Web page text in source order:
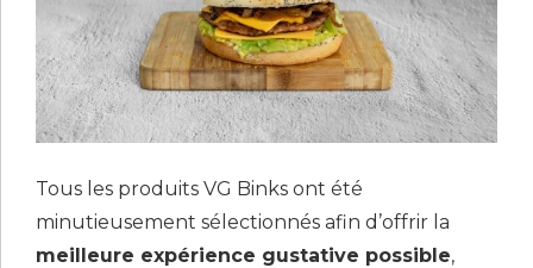
Tous les produits VG Binks ont été
minutieusement sélectionnés afin d’offrir la
meilleure expérience gustative possible,